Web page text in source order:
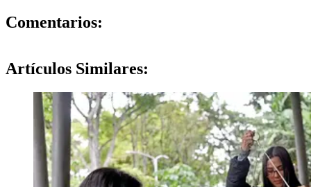
Comentarios:
Artículos Similares: